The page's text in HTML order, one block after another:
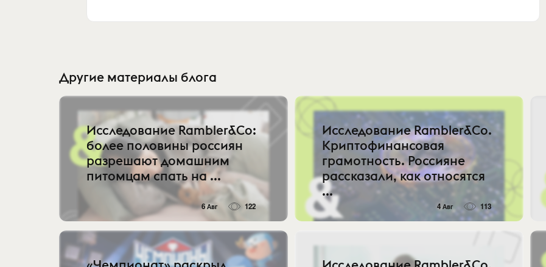
Другие материалы блога
Исследование Rambler&Co:
более половины россиян
разрешают домашним
питомцам спать на ...
6 Авг 122
Исследование Rambler&Co.
Криптофинансовая
грамотность. Россияне
рассказали, как относятся
...
4 Авг 113